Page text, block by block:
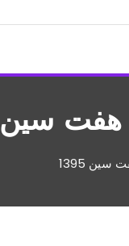
سین 1395
1395